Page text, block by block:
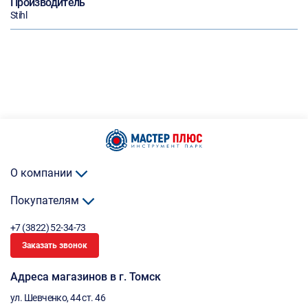
Stihl
О компании
Покупателям
+7 (3822) 52-34-73
Заказать звонок
Адреса магазинов в г. Томск
ул. Шевченко, 44 ст. 46